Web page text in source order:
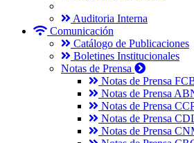
Auditoria Interna
Comunicación
Catálogo de Publicaciones
Boletines Institucionales
Notas de Prensa
Notas de Prensa
Notas de Prensa
Notas de Prensa
Notas de Prensa
Notas de Prensa